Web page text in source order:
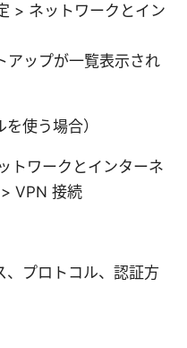
> ネットワークとイン
アップが一覧表示され
使う場合）
トワークとインターネ
VPN 接続
、プロトコル、認証方